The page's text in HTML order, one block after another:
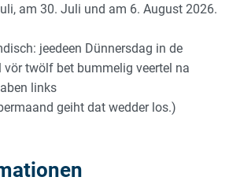
am 30. Juli und am 6. August 2026.
jeedeen Dünnersdag in de
vör twölf bet bummelig veertel na
links
geiht dat wedder los.)